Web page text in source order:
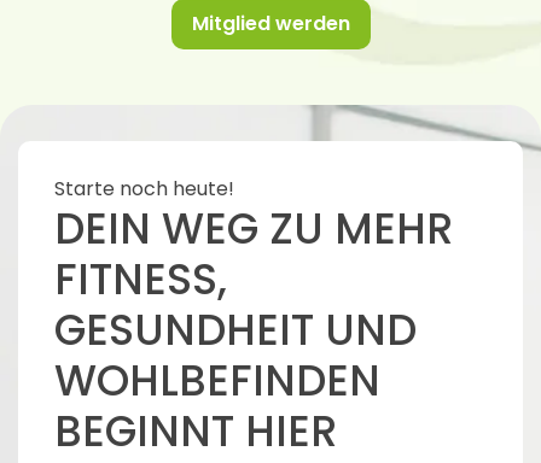
Mitglied werden
DEIN WEG ZU MEHR
FITNESS,
GESUNDHEIT UND
WOHLBEFINDEN
BEGINNT HIER
Starte noch heute!